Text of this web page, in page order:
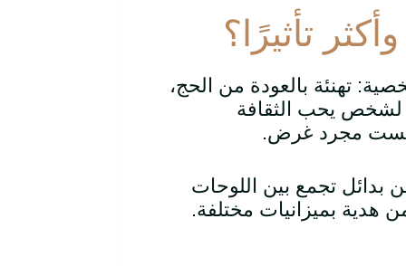
تأثيرًا؟
تهنئة بالعودة من الحج،
لشخص يحب الثقافة
مجرد غرض.
بدائل تجمع بين اللوحات
هدية بميزانيات مختلفة.